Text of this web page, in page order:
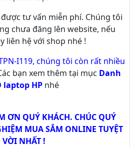
tư vấn miễn phí. Chúng tôi
chưa đăng lên website, nếu
liên hệ với shop nhé !
I119, chúng tôi còn rất nhiều
bạn xem thêm tại mục Danh
laptop HP nhé
ƠN QUÝ KHÁCH. CHÚC QUÝ
MUA SẮM ONLINE TUYỆT
VỜI NHẤT !